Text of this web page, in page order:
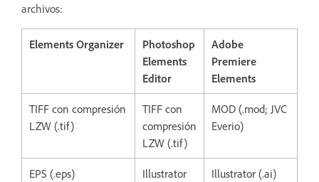
archivos:
Elements Organizer
Photoshop
Elements
Editor
Adobe
Premiere
Elements
TIFF con compresión
LZW (.tif)
TIFF con
compresión
LZW (.tif)
MOD (.mod; JVC
Everio)
EPS (.eps)
Illustrator
Illustrator (.ai)